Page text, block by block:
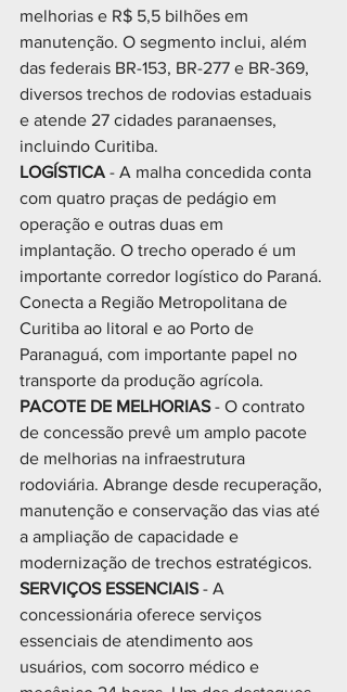
melhorias e R$ 5,5 bilhões em
manutenção. O segmento inclui, além
das federais BR-153, BR-277 e BR-369,
diversos trechos de rodovias estaduais
e atende 27 cidades paranaenses,
incluindo Curitiba.
LOGÍSTICA - A malha concedida conta
com quatro praças de pedágio em
operação e outras duas em
implantação. O trecho operado é um
importante corredor logístico do Paraná.
Conecta a Região Metropolitana de
Curitiba ao litoral e ao Porto de
Paranaguá, com importante papel no
transporte da produção agrícola.
PACOTE DE MELHORIAS - O contrato
de concessão prevê um amplo pacote
de melhorias na infraestrutura
rodoviária. Abrange desde recuperação,
manutenção e conservação das vias até
a ampliação de capacidade e
modernização de trechos estratégicos.
SERVIÇOS ESSENCIAIS - A
concessionária oferece serviços
essenciais de atendimento aos
usuários, com socorro médico e